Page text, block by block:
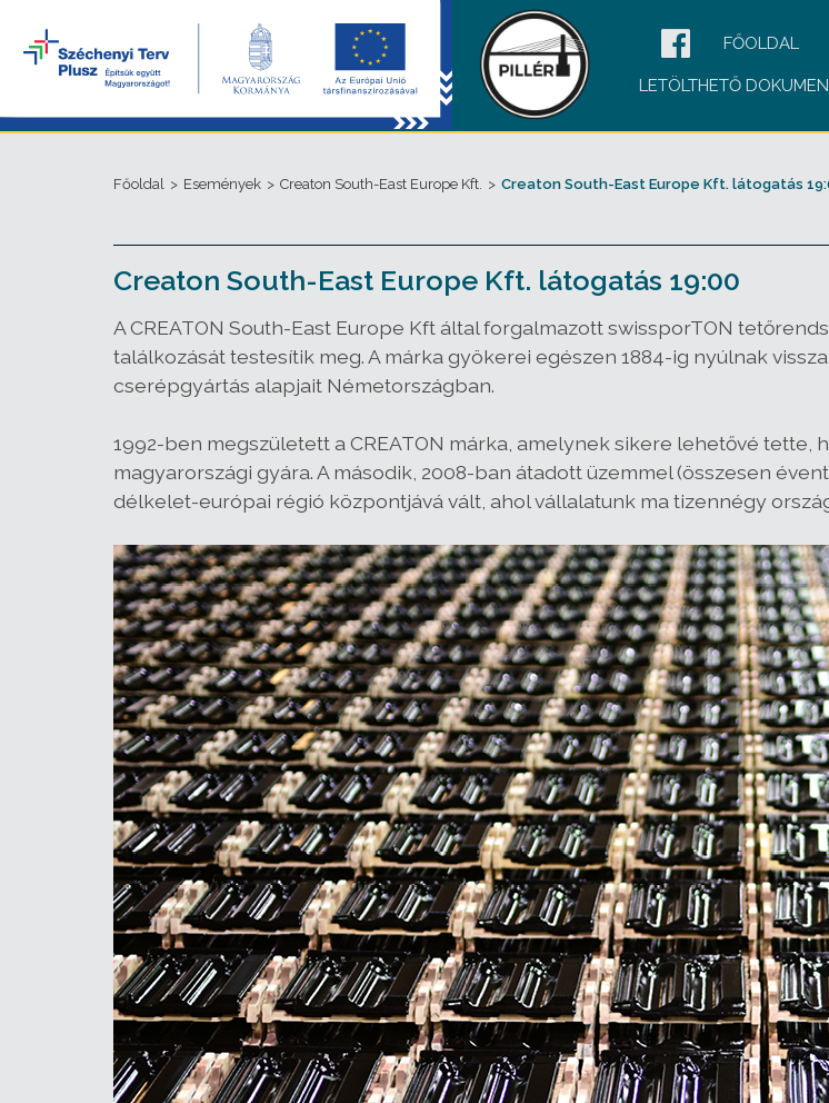
FŐOLDAL
LETÖLTHETŐ
Főoldal > Események > Creaton South-East Europe Kft. > Creaton South-East Europe Kft. látogatás
Creaton South-East Europe Kft. látogatás 19:00
A CREATON South-East Europe Kft által forgalmazott swissporTON
találkozását testesítik meg. A márka gyökerei egészen 1884-ig nyúlnak
cserépgyártás alapjait Németországban.
1992-ben megszületett a CREATON márka, amelynek sikere lehetővé
magyarországi gyára. A második, 2008-ban átadott üzemmel (összesen
délkelet-európai régió központjává vált, ahol vállalatunk ma tizennégy